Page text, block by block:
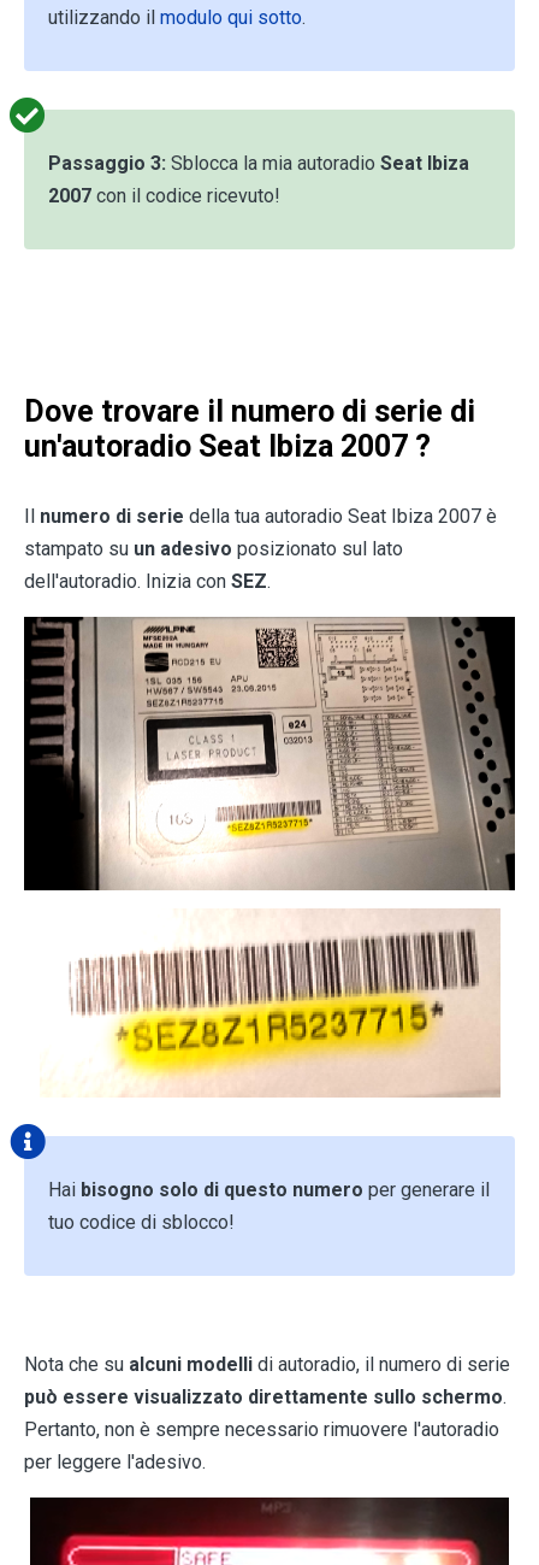
utilizzando il modulo qui sotto.
Passaggio 3: Sblocca la mia autoradio Seat Ibiza
2007 con il codice ricevuto!
Dove trovare il numero di serie di
un'autoradio Seat Ibiza 2007 ?
numero di serie della tua autoradio Seat Ibiza 2007 è
stampato su un adesivo posizionato sul lato
dell'autoradio. Inizia con SEZ.
Hai bisogno solo di questo numero per generare il
tuo codice di sblocco!
Nota che su alcuni modelli di autoradio, il numero di serie
può essere visualizzato direttamente sullo schermo.
Pertanto, non è sempre necessario rimuovere l'autoradio
per leggere l'adesivo.